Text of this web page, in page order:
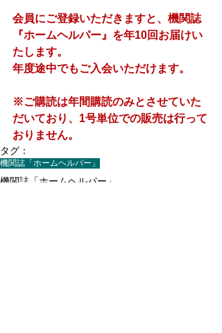
会員にご登録いただきますと、機関誌
『ホームヘルパー』を年10回お届けい
たします。
​年度途中でもご入会いただけます。
※ご購読は年間購読のみとさせていた
だいており、1号単位での販売は行って
おりません。
タグ：
機関誌「ホームヘルパー」
機関誌「ホームヘルパー」